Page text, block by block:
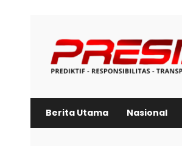
content
Berita Utama Nasional